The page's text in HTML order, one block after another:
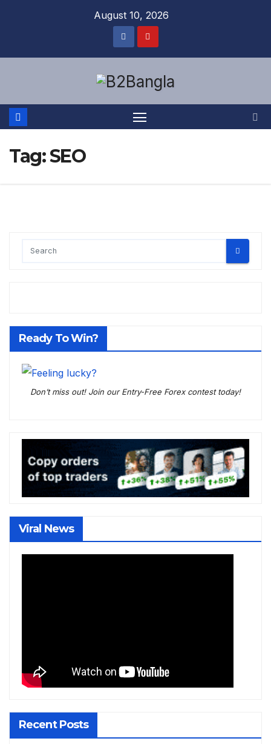
August 10, 2026
Tag:SEO
Ready To Win?
Don’t miss out! Join our Entry-Free Forex contest today!
Viral News
Recent Posts